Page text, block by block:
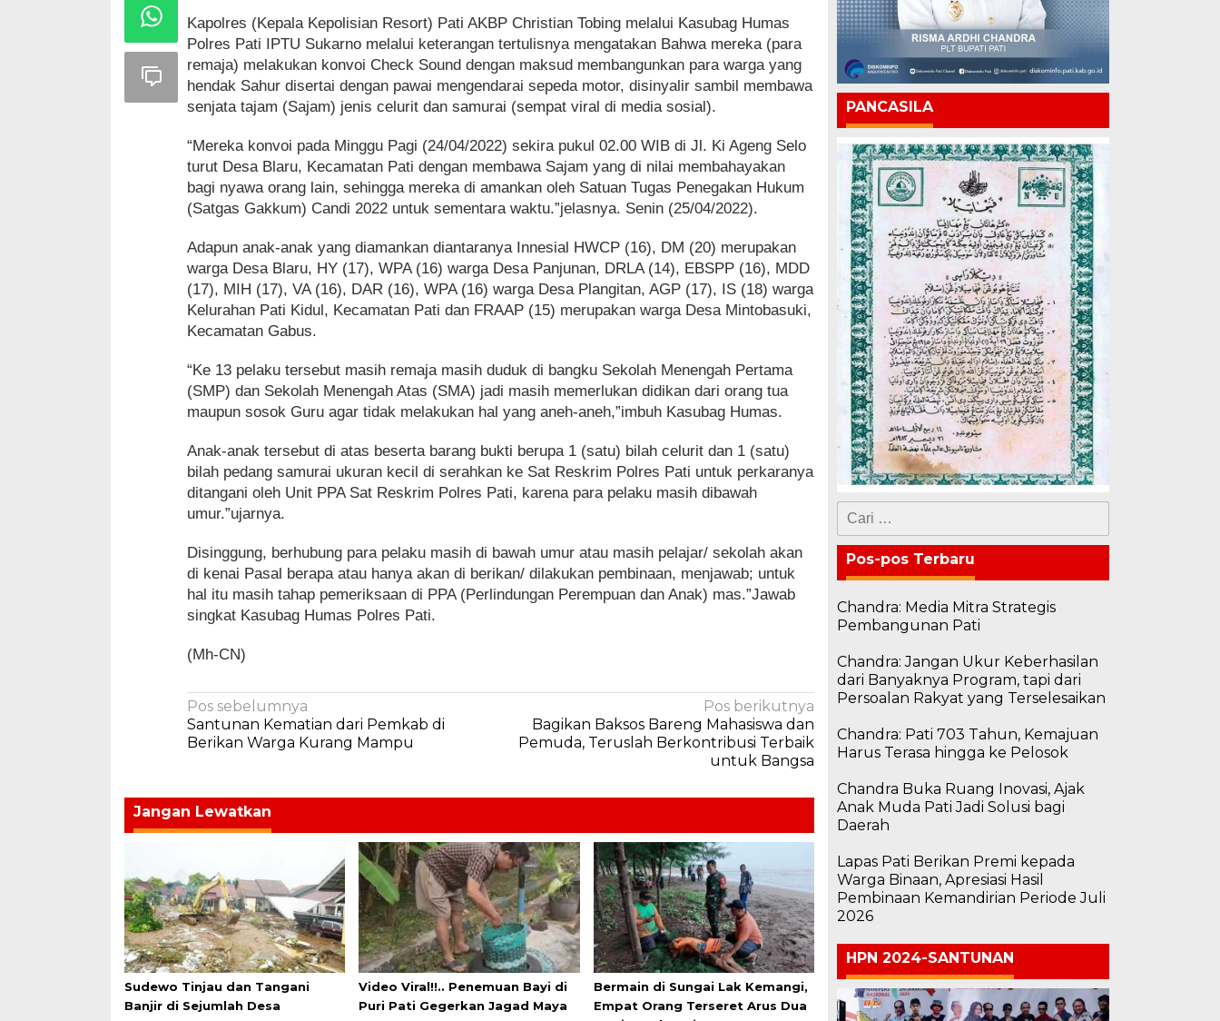
Kapolres (Kepala Kepolisian Resort) Pati AKBP Christian Tobing melalui Kasubag Humas
Polres Pati IPTU Sukarno melalui keterangan tertulisnya mengatakan Bahwa mereka (para
remaja) melakukan konvoi Check Sound dengan maksud membangunkan para warga yang
hendak Sahur disertai dengan pawai mengendarai sepeda motor, disinyalir sambil membawa
senjata tajam (Sajam) jenis celurit dan samurai (sempat viral di media sosial).
“Mereka konvoi pada Minggu Pagi (24/04/2022) sekira pukul 02.00 WIB di Jl. Ki Ageng Selo
turut Desa Blaru, Kecamatan Pati dengan membawa Sajam yang di nilai membahayakan
bagi nyawa orang lain, sehingga mereka di amankan oleh Satuan Tugas Penegakan Hukum
(Satgas Gakkum) Candi 2022 untuk sementara waktu.”jelasnya. Senin (25/04/2022).
Adapun anak-anak yang diamankan diantaranya Innesial HWCP (16), DM (20) merupakan
warga Desa Blaru, HY (17), WPA (16) warga Desa Panjunan, DRLA (14), EBSPP (16), MDD
(17), MIH (17), VA (16), DAR (16), WPA (16) warga Desa Plangitan, AGP (17), IS (18) warga
Kelurahan Pati Kidul, Kecamatan Pati dan FRAAP (15) merupakan warga Desa Mintobasuki,
Kecamatan Gabus.
“Ke 13 pelaku tersebut masih remaja masih duduk di bangku Sekolah Menengah Pertama
(SMP) dan Sekolah Menengah Atas (SMA) jadi masih memerlukan didikan dari orang tua
maupun sosok Guru agar tidak melakukan hal yang aneh-aneh,”imbuh Kasubag Humas.
Anak-anak tersebut di atas beserta barang bukti berupa 1 (satu) bilah celurit dan 1 (satu)
bilah pedang samurai ukuran kecil di serahkan ke Sat Reskrim Polres Pati untuk perkaranya
ditangani oleh Unit PPA Sat Reskrim Polres Pati, karena para pelaku masih dibawah
umur.”ujarnya.
Disinggung, berhubung para pelaku masih di bawah umur atau masih pelajar/ sekolah akan
di kenai Pasal berapa atau hanya akan di berikan/ dilakukan pembinaan, menjawab; untuk
hal itu masih tahap pemeriksaan di PPA (Perlindungan Perempuan dan Anak) mas.”Jawab
singkat Kasubag Humas Polres Pati.
(Mh-CN)
Navigasi
pos
Pos sebelumnya
Santunan Kematian dari Pemkab di
Berikan Warga Kurang Mampu
Pos berikutnya
Bagikan Baksos Bareng Mahasiswa dan
Pemuda, Teruslah Berkontribusi Terbaik
untuk Bangsa
Jangan Lewatkan
Sudewo Tinjau dan Tangani
Banjir di Sejumlah Desa
Video Viral!!.. Penemuan Bayi di
Puri Pati Gegerkan Jagad Maya
Bermain di Sungai Lak Kemangi,
Empat Orang Terseret Arus Dua
PANCASILA
Cari
untuk:
Pos-pos Terbaru
Chandra: Media Mitra Strategis
Pembangunan Pati
Chandra: Jangan Ukur Keberhasilan
dari Banyaknya Program, tapi dari
Persoalan Rakyat yang Terselesaikan
Chandra: Pati 703 Tahun, Kemajuan
Harus Terasa hingga ke Pelosok
Chandra Buka Ruang Inovasi, Ajak
Anak Muda Pati Jadi Solusi bagi
Daerah
Lapas Pati Berikan Premi kepada
Warga Binaan, Apresiasi Hasil
Pembinaan Kemandirian Periode Juli
2026
HPN 2024-SANTUNAN